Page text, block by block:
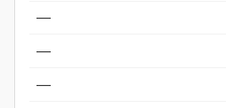
―
―
―